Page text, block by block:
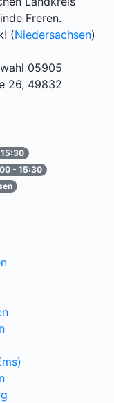
Freren.
(Niedersachsen)
05905
26, 49832
- 15:30